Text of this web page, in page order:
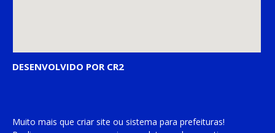
DESENVOLVIDO POR CR2
Muito mais que criar site ou sistema para prefeituras!